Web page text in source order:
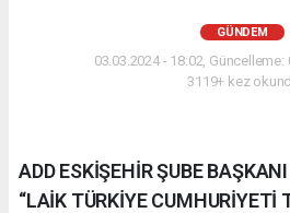
GÜNDEM
03.03.2024 - 18:02, Güncelleme:
3119+ kez
ADD ESKİŞEHİR ŞUBE
“LAİK TÜRKİYE CUMHURİYETİ